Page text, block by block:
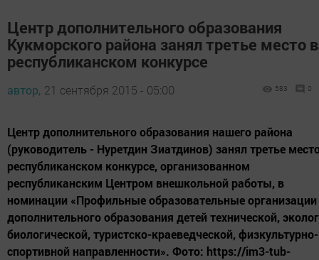
Центр дополнительного образования
Кукморского района занял третье место в
республиканском конкурсе
автор, 21 сентября 2015 - 05:00 583 0
Центр дополнительного образования нашего района
(руководитель - Нуретдин Зиатдинов) занял третье
республиканском конкурсе, организованном
республиканским Центром внешкольной работы, в
номинации «Профильные образовательные организации
дополнительного образования детей технической,
биологической, туристско-краеведческой, физкультурно-
спортивной направленности». Фото: https://im3-tub-